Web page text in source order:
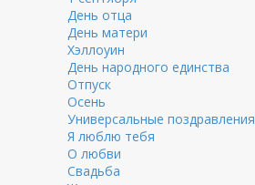
День отца
День матери
Хэллоуин
День народного единства
Отпуск
Осень
Универсальные поздравления
Я люблю тебя
О любви
Свадьба